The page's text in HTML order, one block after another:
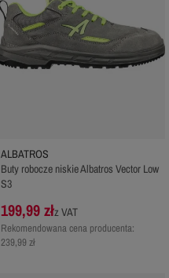
ALBATROS
Buty robocze niskie Albatros Vector Low
S3
199,99 złz VAT
Rekomendowana cena producenta:
239,99 zł